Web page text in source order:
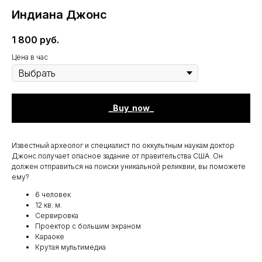
Индиана Джонс
1 800 руб.
Цена в час
_Buy_now_
Известный археолог и специалист по оккультным наукам доктор
Джонс получает опасное задание от правительства США. Он
должен отправиться на поиски уникальной реликвии, вы поможете
ему?
6 человек
12 кв. м.
Сервировка
Проектор с большим экраном
Караоке
Крутая мультимедиа